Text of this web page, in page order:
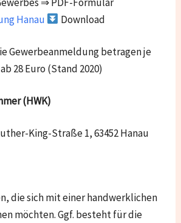
Hanau
Download
Gewerbeanmeldung betragen je
28 Euro (Stand 2020)
(HWK)
King-Straße 1, 63452 Hanau
die sich mit einer handwerklichen
möchten. Ggf. besteht für die